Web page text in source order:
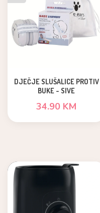
DJEČJE SLUŠALICE PROTIV
BUKE - SIVE
34.90 KM